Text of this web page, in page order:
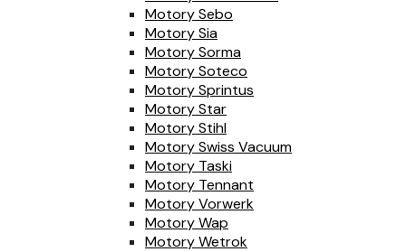
Motory Sebo
Motory Sia
Motory Sorma
Motory Soteco
Motory Sprintus
Motory Star
Motory Stihl
Motory Swiss Vacuum
Motory Taski
Motory Tennant
Motory Vorwerk
Motory Wap
Motory Wetrok